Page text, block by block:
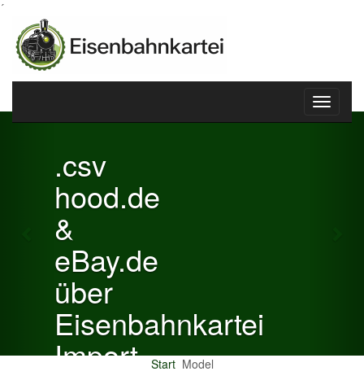
´
Toggle
.csv
hood.de
&
eBay.de
über
Eisenbahnkartei
Import
Previous
Start Model